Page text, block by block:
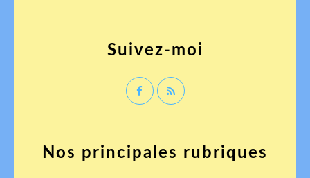
Suivez-moi
Nos principales rubriques